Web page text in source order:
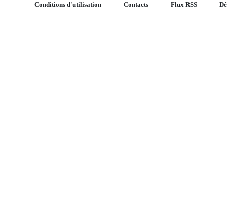
Conditions d'utilisation Contacts Flux RSS